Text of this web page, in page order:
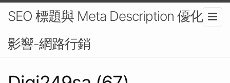
SEO 標題與 Meta Description 優化的
影響-網路行銷